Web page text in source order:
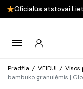
Oficialūs atstovai
Pradžia / VEIDUI / Visos
bambuko granulėmis |